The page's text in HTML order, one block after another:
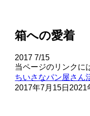
箱への愛着
2017 7/15
当ページのリンクに
ちいさなパン屋さん
2017年7月15日 2021